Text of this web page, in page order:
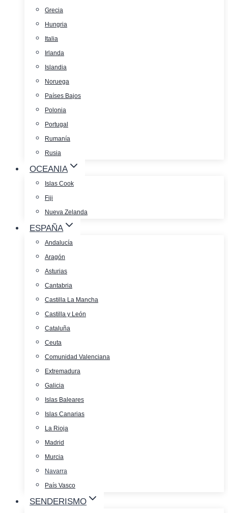
Grecia
Hungria
Italia
Irlanda
Islandia
Noruega
Países Bajos
Polonia
Portugal
Rumanía
Rusia
OCEANIA
Islas Cook
Fiji
Nueva Zelanda
ESPAÑA
Andalucía
Aragón
Asturias
Cantabria
Castilla La Mancha
Castilla y León
Cataluña
Ceuta
Comunidad Valenciana
Extremadura
Galicia
Islas Baleares
Islas Canarias
La Rioja
Madrid
Murcia
Navarra
País Vasco
SENDERISMO